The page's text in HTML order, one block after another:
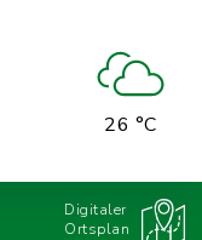
26 °C
Digitaler
Ortsplan